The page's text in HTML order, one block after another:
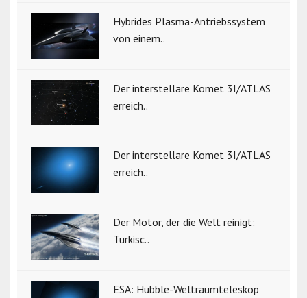
Hybrides Plasma-Antriebssystem
von einem..
Der interstellare Komet 3I/ATLAS
erreich..
Der interstellare Komet 3I/ATLAS
erreich..
Der Motor, der die Welt reinigt:
Türkisc..
ESA: Hubble-Weltraumteleskop